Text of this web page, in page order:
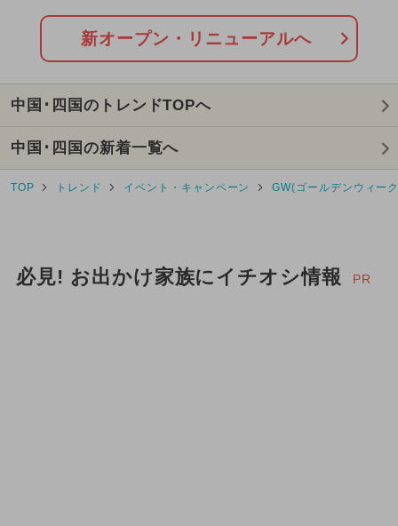
2025年7月のイベント
2026年7月のイベント
2025年4月のイベント
2025年1月のイベント
2025年2月のイベント
新オープン・リニューアルへ
中国･四国のトレンドTOPへ
中国･四国の新着一覧へ
TOP トレンド イベント・キャンペーン GW(ゴールデンウィー
必見! お出かけ家族にイチオシ情報 PR